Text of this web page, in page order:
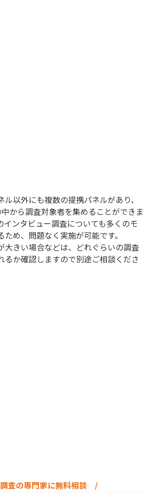
ル以外にも複数の提携パネルがあり、
から調査対象者を集めることができま
インタビュー調査についても多くのモ
め、問題なく実施が可能です。
大きい場合などは、どれぐらいの調査
るか確認しますので別途ご相談くださ
査の専門家に無料相談 /